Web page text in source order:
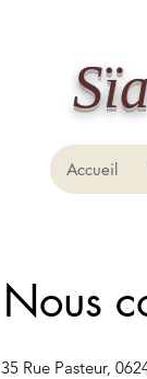
Accueil
Nous
35 Rue Pasteur,